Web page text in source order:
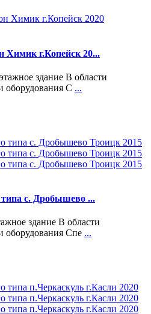
Химик г.Копейск 20...
здание В области
оборудования С ...
типа с. Дробышево ...
здание В области
оборудования Спе ...